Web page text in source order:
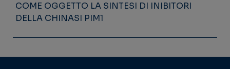
COME OGGETTO LA SINTESI DI INIBITORI
DELLA CHINASI PIM1